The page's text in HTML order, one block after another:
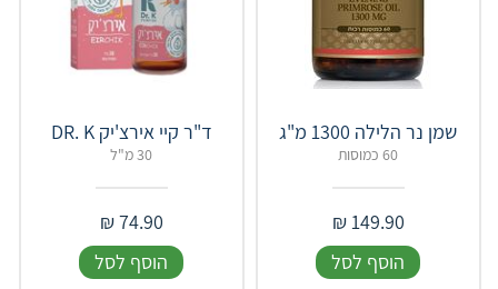
שמן נר הלילה 1300 מ"ג
60 כמוסות
149.90
₪
הוסף לסל
​ד"ר קיי אירצ'יק DR. K
30 מ"ל
74.90
₪
הוסף לסל